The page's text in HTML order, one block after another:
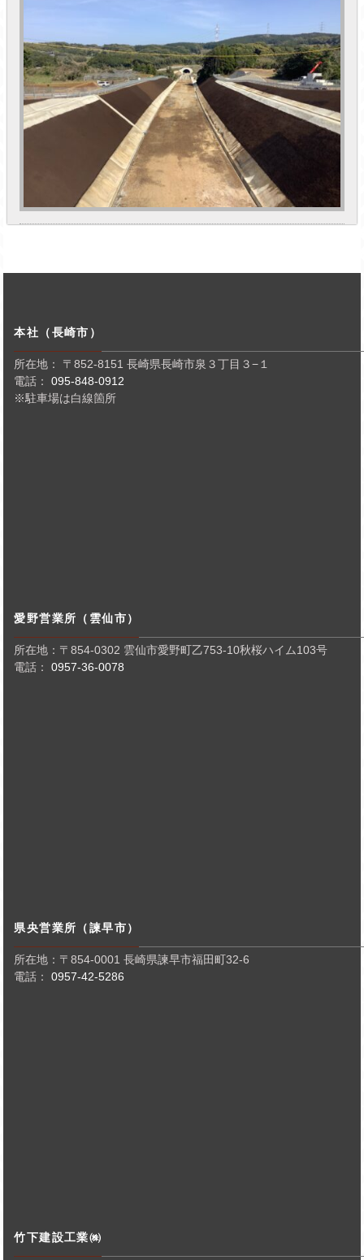
本社（長崎市）
所在地： 〒852-8151 長崎県長崎市泉３丁目３−１
電話：095-848-0912
※駐車場は白線箇所
愛野営業所（雲仙市）
所在地：〒854-0302 雲仙市愛野町乙753-10秋桜ハイム103号
電話：0957-36-0078
県央営業所（諫早市）
所在地：〒854-0001 長崎県諫早市福田町32-6
電話：0957-42-5286
竹下建設工業㈱